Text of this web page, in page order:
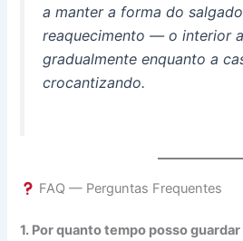
a manter a forma do
reaquecimento — o interior
gradualmente enquanto a
crocantizando.
FAQ — Perguntas Frequentes
1. Por quanto tempo posso